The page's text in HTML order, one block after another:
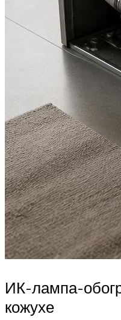
ИК-лампа-
кожухе